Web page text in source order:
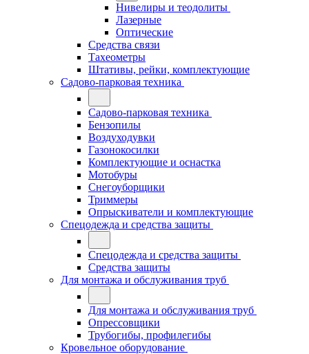
Нивелиры и теодолиты
Лазерные
Оптические
Средства связи
Тахеометры
Штативы, рейки, комплектующие
Садово-парковая техника
Садово-парковая техника
Бензопилы
Воздуходувки
Газонокосилки
Комплектующие и оснастка
Мотобуры
Снегоуборщики
Триммеры
Опрыскиватели и комплектующие
Спецодежда и средства защиты
Спецодежда и средства защиты
Средства защиты
Для монтажа и обслуживания труб
Для монтажа и обслуживания труб
Опрессовщики
Трубогибы, профилегибы
Кровельное оборудование